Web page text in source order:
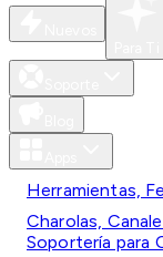
Herramientas,
Charolas,
Soportería para